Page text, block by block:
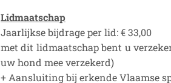
Lidmaatschap
Jaarlijkse bijdrage per lid: € 33,00
met dit lidmaatschap bent u
uw hond mee verzekerd)
+ Aansluiting bij erkende Vlaamse